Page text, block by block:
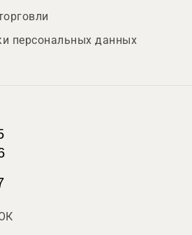
персональных данных